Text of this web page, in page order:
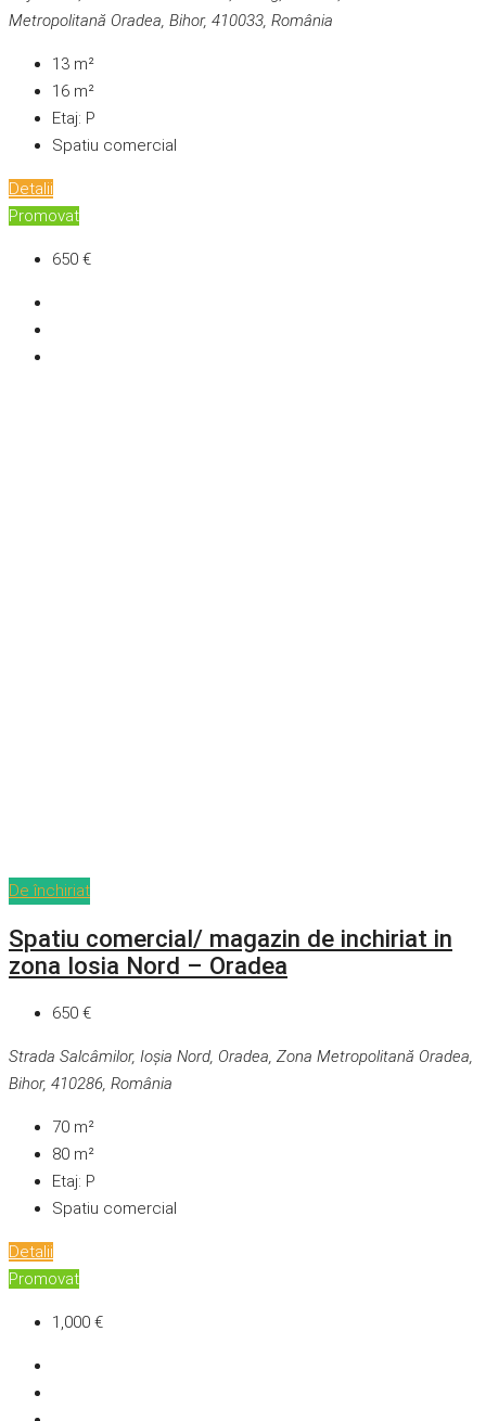
Metropolitană Oradea, Bihor, 410033, România
13 m²
16 m²
Etaj: P
Spatiu comercial
Detalii
Promovat
650 €
De închiriat
Spatiu comercial/ magazin de inchiriat in
zona Iosia Nord – Oradea
650 €
Strada Salcâmilor, Ioșia Nord, Oradea, Zona Metropolitană Oradea,
Bihor, 410286, România
70 m²
80 m²
Etaj: P
Spatiu comercial
Detalii
Promovat
1,000 €